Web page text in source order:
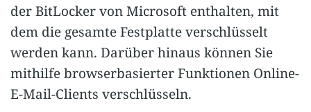
der BitLocker von Microsoft enthalten, mit
dem die gesamte Festplatte verschlüsselt
werden kann. Darüber hinaus können Sie
mithilfe browserbasierter Funktionen Online-
E-Mail-Clients verschlüsseln.